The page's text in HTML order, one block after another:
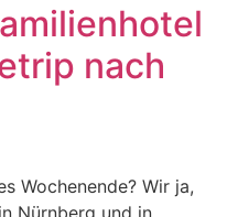
nach
Wochenende? Wir ja,